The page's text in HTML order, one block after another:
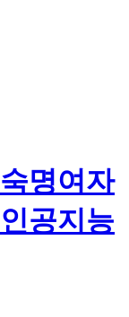
숙명여자
인공지능